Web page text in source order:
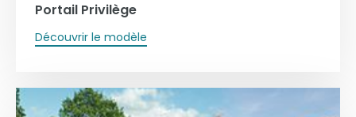
Portail Privilège
Découvrir le modèle